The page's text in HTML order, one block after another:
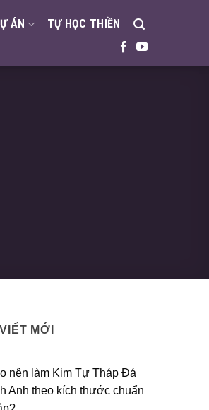
ÁN TỰ HỌC THIỀN
MỚI
nên làm Kim Tự Tháp Đá
Anh theo kích thước chuẩn